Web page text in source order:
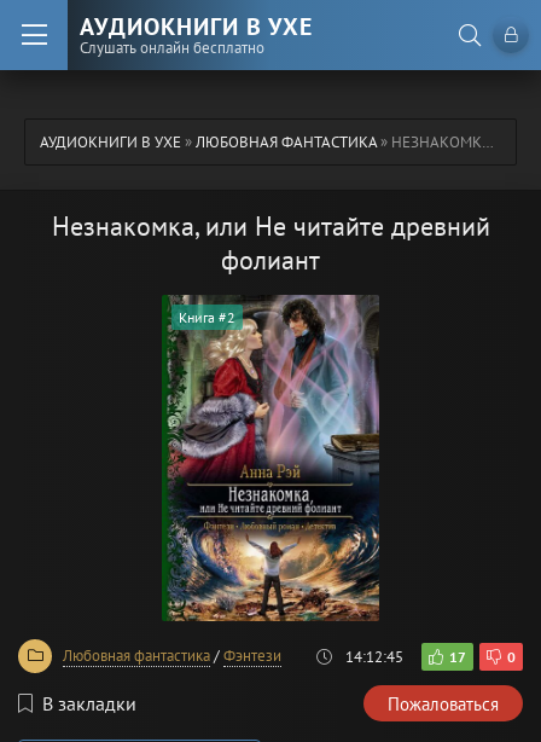
АУДИОКНИГИ В УХЕ
Слушать онлайн бесплатно
АУДИОКНИГИ В УХЕ»ЛЮБОВНАЯ ФАНТАСТИКА» НЕЗНАКОМКА, ИЛИ НЕ ЧИТАЙТЕ ДРЕВНИЙ ФОЛИАНТ
Незнакомка, или Не читайте древний
фолиант
Книга #2
Любовная фантастика/Фэнтези 14:12:45 17 0
В закладки Пожаловаться